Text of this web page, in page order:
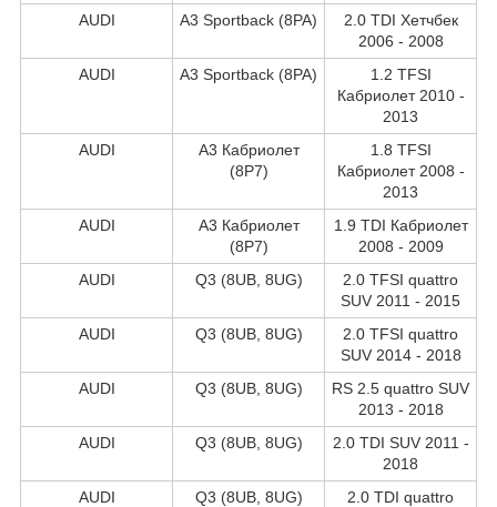
AUDI
A3 Sportback (8PA)
2.0 TDI Хетчбек
2006 - 2008
AUDI
A3 Sportback (8PA)
1.2 TFSI
Кабриолет 2010 -
2013
AUDI
A3 Кабриолет
(8P7)
1.8 TFSI
Кабриолет 2008 -
2013
AUDI
A3 Кабриолет
(8P7)
1.9 TDI Кабриолет
2008 - 2009
AUDI
Q3 (8UB, 8UG)
2.0 TFSI quattro
SUV 2011 - 2015
AUDI
Q3 (8UB, 8UG)
2.0 TFSI quattro
SUV 2014 - 2018
AUDI
Q3 (8UB, 8UG)
RS 2.5 quattro SUV
2013 - 2018
AUDI
Q3 (8UB, 8UG)
2.0 TDI SUV 2011 -
2018
AUDI
Q3 (8UB, 8UG) 2.0 TDI quattro